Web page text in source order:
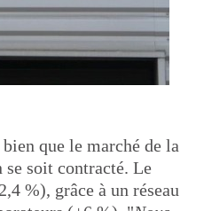
que le marché de la
soit contracté. Le
%), grâce à un réseau